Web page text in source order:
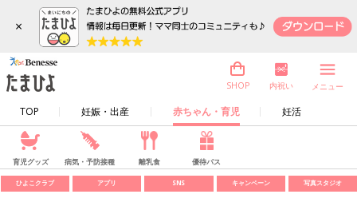
×
TOP 妊娠・出産 赤ちゃん・育児 妊活
SHOP 内祝い メニュー
育児グッズ 病気・予防接種 離乳食 優待パス
ひよこクラブ アプリ SNS キャンペーン 写真スタジオ